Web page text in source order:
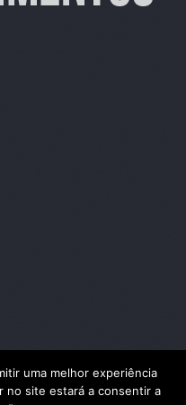
uma melhor experiência
no site estará a consentir a